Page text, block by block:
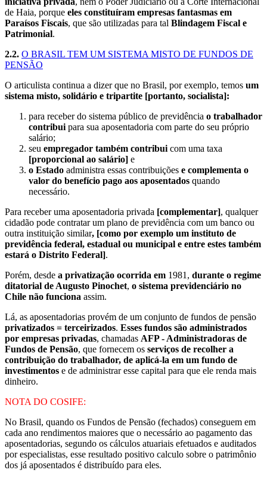
de Haia, porque eles constituíram empresas fantasmas em
Paraísos Fiscais, que são utilizadas para tal Blindagem Fiscal e
Patrimonial.
2.2. O BRASIL TEM UM SISTEMA MISTO DE FUNDOS DE
PENSÃO
O articulista continua a dizer que no Brasil, por exemplo, temos um
sistema misto, solidário e tripartite [portanto, socialista]:
para receber do sistema público de previdência o trabalhador
contribui para sua aposentadoria com parte do seu próprio
salário;
seu empregador também contribui com uma taxa
[proporcional ao salário] e
o Estado administra essas contribuições e complementa o
valor do benefício pago aos aposentados quando
necessário.
Para receber uma aposentadoria privada [complementar], qualquer
cidadão pode contratar um plano de previdência com um banco ou
outra instituição similar, [como por exemplo um instituto de
previdência federal, estadual ou municipal e entre estes também
estará o Distrito Federal].
Porém, desde a privatização ocorrida em 1981, durante o regime
ditatorial de Augusto Pinochet, o sistema previdenciário no
Chile não funciona assim.
Lá, as aposentadorias provém de um conjunto de fundos de pensão
privatizados = terceirizados. Esses fundos são administrados
por empresas privadas, chamadas AFP - Administradoras de
Fundos de Pensão, que fornecem os serviços de recolher a
contribuição do trabalhador, de aplicá-la em um fundo de
investimentos e de administrar esse capital para que ele renda mais
dinheiro.
NOTA DO COSIFE:
No Brasil, quando os Fundos de Pensão (fechados) conseguem em
cada ano rendimentos maiores que o necessário ao pagamento das
aposentadorias, segundo os cálculos atuariais efetuados e auditados
por especialistas, esse resultado positivo calculo sobre o patrimônio
dos já aposentados é distribuído para eles.